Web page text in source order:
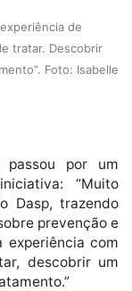
de
tratar. Descobrir
Foto: Isabelle
por um
“Muito
Dasp, trazendo
prevenção e
experiência com
descobrir um